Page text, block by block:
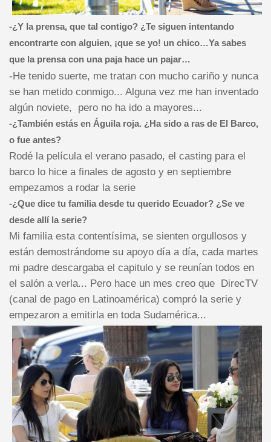
-¿Y la prensa, que tal contigo? ¿Te siguen intentando
encontrarte con alguien, ¡que se yo! un chico…Ya sabes
que la prensa con una paja hace un pajar…
-He tenido suerte, me tratan con mucho cariño y nunca
se han metido conmigo... Alguna vez me han inventado
algún noviete, pero no ha ido a mayores...
-¿También estás en Águila roja. ¿Ha sido a ras de El Barco,
o fue antes?
Rodé la película el verano pasado, el casting para el
barco lo hice a finales de agosto y en septiembre
empezamos a rodar la serie
-¿Que dice tu familia desde tu querido Ecuador? ¿Se ve
desde allí la serie?
Mi familia esta contentísima, se sienten orgullosos y
están demostrándome su apoyo día a día, cada martes
mi padre descargaba el capitulo y se reunían todos en
el salón a verla... Pero hace un mes creo que DirecTV
(canal de pago en Latinoamérica) compró la serie y
empezaron a emitirla en toda Sudamérica...